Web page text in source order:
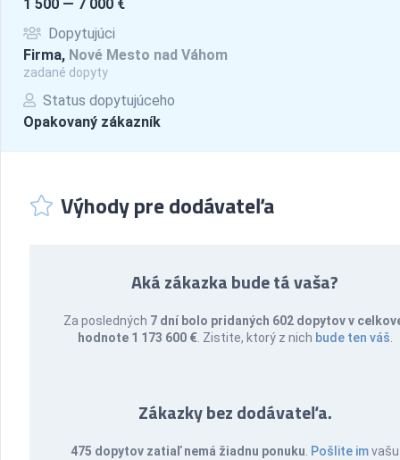
1 500 — 7 000 €
Dopytujúci
Firma, Nové Mesto nad Váhom
zadané dopyty
Status dopytujúceho
Opakovaný zákazník
Výhody pre dodávateľa
Aká zákazka bude tá vaša?
Za posledných 7 dní bolo pridaných 602 dopytov v
hodnote 1 173 600 € . Zistite, ktorý z nich bude ten váš
Zákazky bez dodávateľa.
475 dopytov zatiaľ nemá žiadnu ponuku Pošlite imvašu